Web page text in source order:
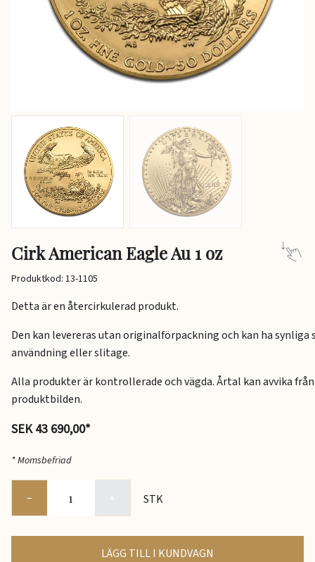
Cirk American Eagle Au 1 oz
Produktkod: 13-1105
Detta är en återcirkulerad produkt.
Den kan levereras utan originalförpackning och kan ha synliga
användning eller slitage.
Alla produkter är kontrollerade och vägda. Årtal kan avvika från
produktbilden.
SEK 43 690,00*
* Momsbefriad
− + STK
LÄGG TILL I KUNDVAGN